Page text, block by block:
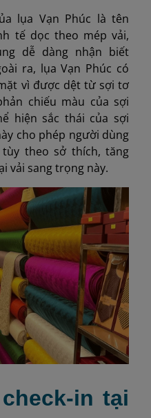
lụa Vạn Phúc là tên
tế dọc theo mép vải,
dễ dàng nhận biết
ra, lụa Vạn Phúc có
vì được dệt từ sợi tơ
chiếu màu của sợi
hiện sắc thái của sợi
cho phép người dùng
theo sở thích, tăng
vải sang trọng này.
in tại